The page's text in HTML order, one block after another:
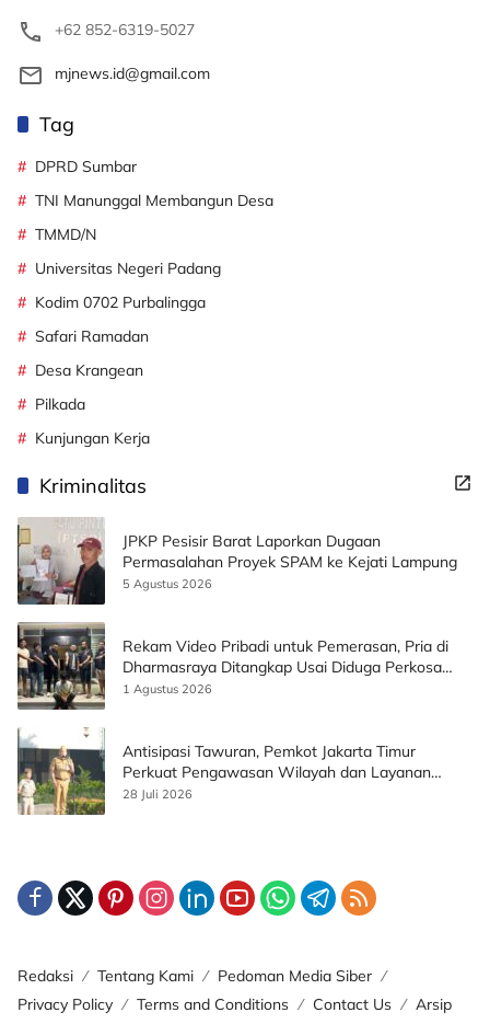
+62 852-6319-5027
mjnews.id@gmail.com
Tag
DPRD Sumbar
TNI Manunggal Membangun Desa
TMMD/N
Universitas Negeri Padang
Kodim 0702 Purbalingga
Safari Ramadan
Desa Krangean
Pilkada
Kunjungan Kerja
Kriminalitas
JPKP Pesisir Barat Laporkan Dugaan
Permasalahan Proyek SPAM ke Kejati Lampung
5 Agustus 2026
Rekam Video Pribadi untuk Pemerasan, Pria di
Dharmasraya Ditangkap Usai Diduga Perkosa
Korban
1 Agustus 2026
Antisipasi Tawuran, Pemkot Jakarta Timur
Perkuat Pengawasan Wilayah dan Layanan
Publik
28 Juli 2026
Redaksi Tentang Kami
Pedoman Media Siber
Privacy Policy
Terms and Conditions Contact Us Arsip